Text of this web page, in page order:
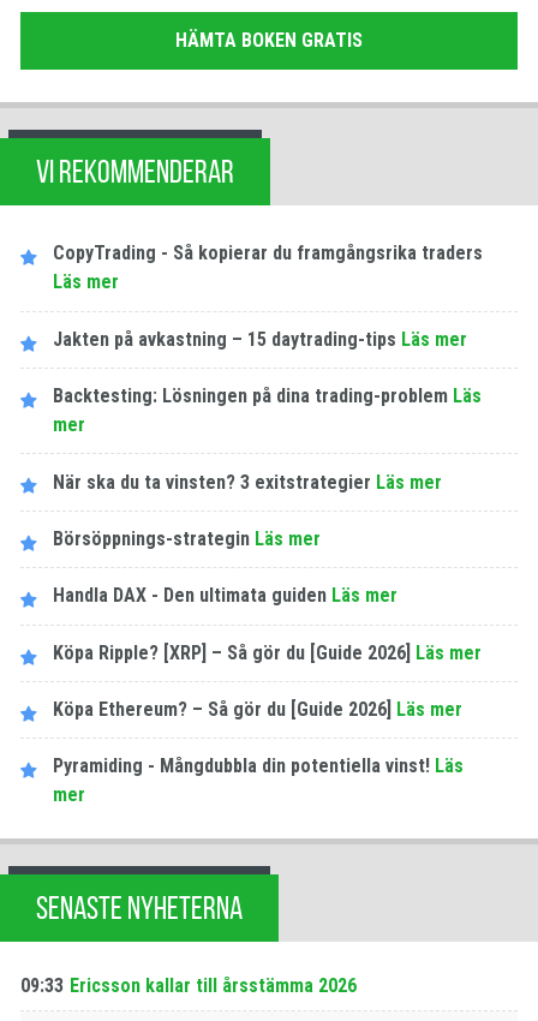
HÄMTA BOKEN GRATIS
VI REKOMMENDERAR
CopyTrading - Så kopierar du framgångsrika traders
Läs mer
Jakten på avkastning – 15 daytrading-tips Läs mer
Backtesting: Lösningen på dina trading-problem Läs
mer
När ska du ta vinsten? 3 exitstrategier Läs mer
Börsöppnings-strategin Läs mer
Handla DAX - Den ultimata guiden Läs mer
Köpa Ripple? [XRP] – Så gör du [Guide 2026] Läs mer
Köpa Ethereum? – Så gör du [Guide 2026] Läs mer
Pyramiding - Mångdubbla din potentiella vinst! Läs
mer
SENASTE NYHETERNA
09:33 Ericsson kallar till årsstämma 2026